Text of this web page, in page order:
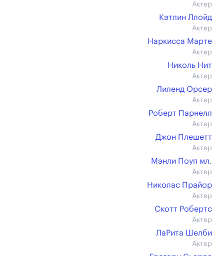
Актер
Кэтлин Ллойд
Актер
Наркисса Марте
Актер
Николь Нит
Актер
Лиленд Орсер
Актер
Роберт Парнелл
Актер
Джон Плешетт
Актер
Мэнли Поуп мл.
Актер
Николас Прайор
Актер
Скотт Робертс
Актер
ЛаРита Шелби
Актер